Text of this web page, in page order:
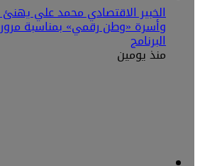
الخبير الاقتصادي محمد علي
البرنامج
منذ يومين